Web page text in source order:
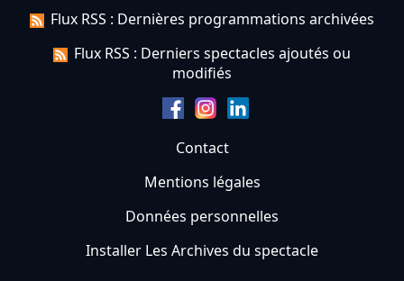
Flux RSS : Dernières programmations archivées
Flux RSS : Derniers spectacles ajoutés ou
modifiés
Contact
Mentions légales
Données personnelles
Installer Les Archives du spectacle